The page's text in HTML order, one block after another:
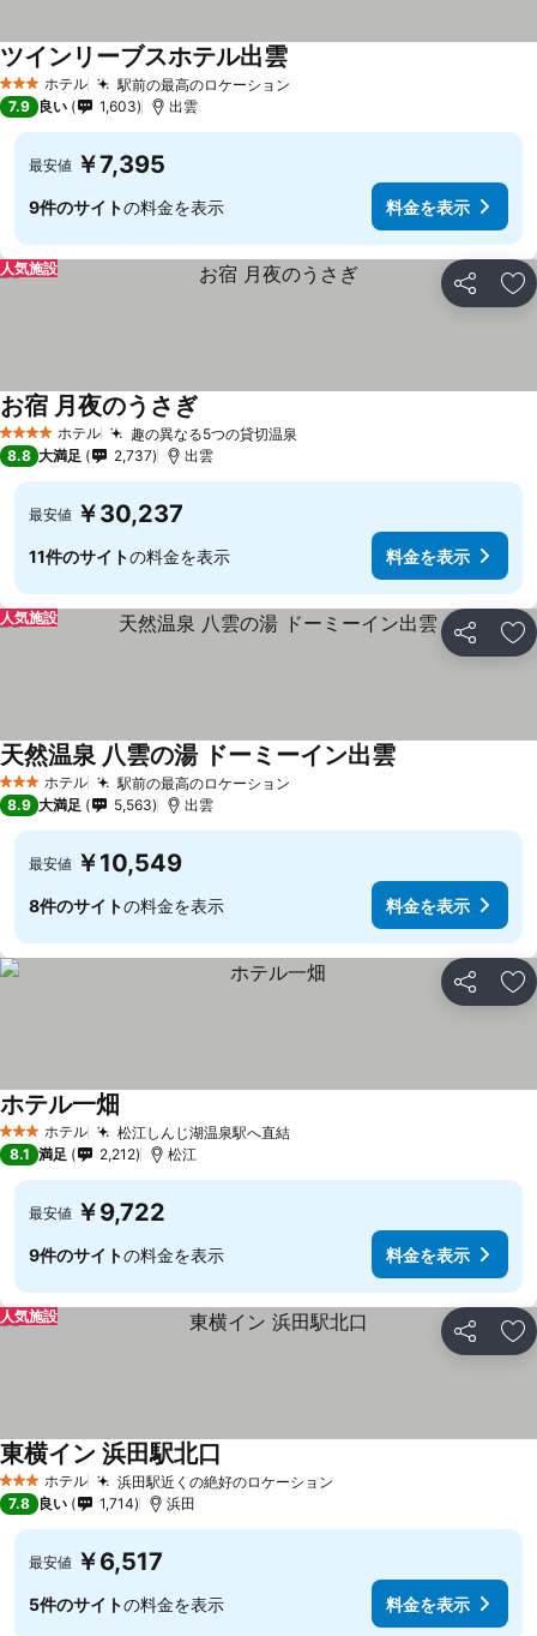
3 ホテルのランク
ホテル 駅前の最高のロケーション
ツインリーブスホテル出雲
7.9 良い 1,603 出雲
最安値 ￥7,395
9件のサイトの料金を表示 料金を表示
シェア お
人気施設
4 ホテルのランク
ホテル 趣の異なる5つの貸切温泉
お宿 月夜のうさぎ
8.8 大満足 2,737 出雲
最安値 ￥30,237
11件のサイトの料金を表示 料金を表示
シェア お
人気施設
3 ホテルのランク
ホテル 駅前の最高のロケーション
天然温泉 八雲の湯 ドーミーイン出雲
8.9 大満足 5,563 出雲
最安値 ￥10,549
8件のサイトの料金を表示 料金を表示
シェア お
3 ホテルのランク
ホテル 松江しんじ湖温泉駅へ直結
ホテル一畑
8.1 満足 2,212 松江
最安値 ￥9,722
9件のサイトの料金を表示 料金を表示
シェア お
人気施設
3 ホテルのランク
ホテル 浜田駅近くの絶好のロケーション
東横イン 浜田駅北口
7.8 良い 1,714 浜田
最安値 ￥6,517
5件のサイトの料金を表示 料金を表示